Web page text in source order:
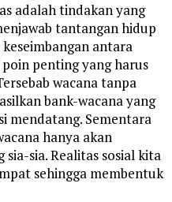
adalah tindakan yang
tantangan hidup
antara
penting yang harus
wacana tanpa
bank-wacana yang
mendatang. Sementara
hanya akan
sia. Realitas sosial kita
sehingga membentuk